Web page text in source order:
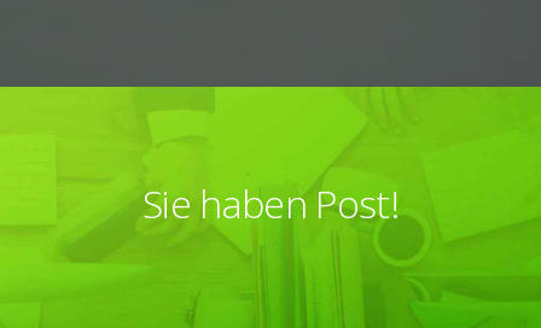
Sie haben Post!